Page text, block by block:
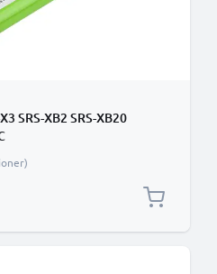
SRS-XB2 SRS-XB20